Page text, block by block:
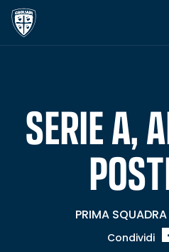
SERIE A,
PRIMA SQUADRA
Condividi